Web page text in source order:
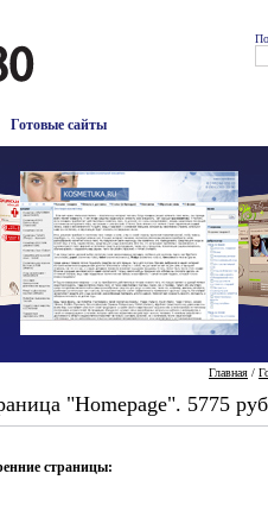
Готовые сайты
Главная /
"Homepage". 5775
страницы: